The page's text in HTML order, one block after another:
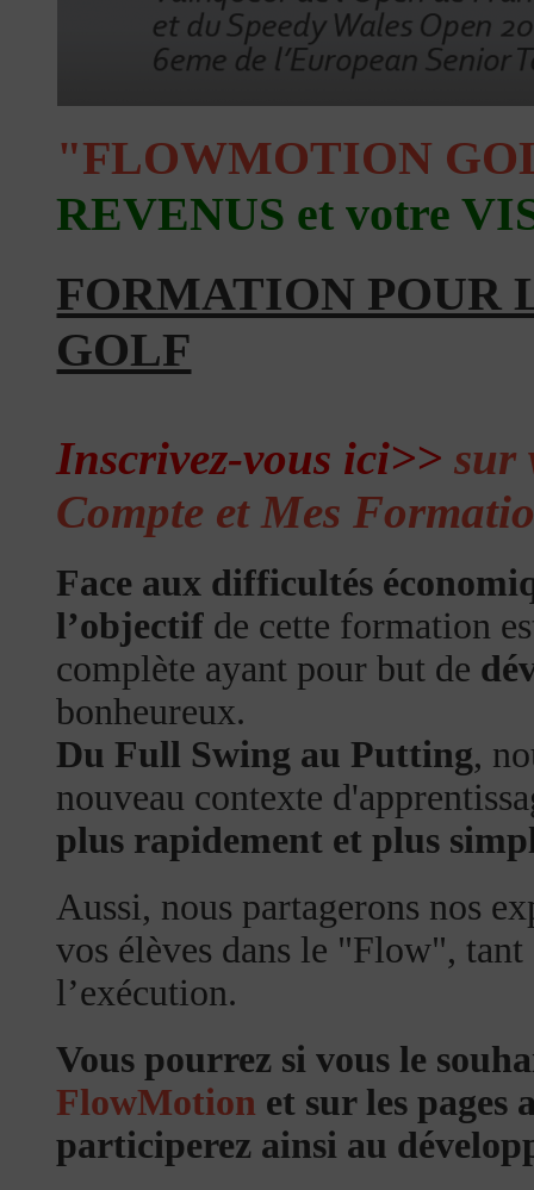
"FLOWMOTION
REVENUS et votre
FORMATION POUR
GOLF
Inscrivez-vous ici>> sur
Compte et Mes
Face aux difficultés
l’objectif de cette formation
complète ayant pour but de
bonheureux.
Du Full Swing au Putting,
nouveau contexte
plus rapidement et plus
Aussi, nous partagerons nos
vos élèves dans le "Flow",
l’exécution.
Vous pourrez si vous le
FlowMotion et sur les pages
participerez ainsi au